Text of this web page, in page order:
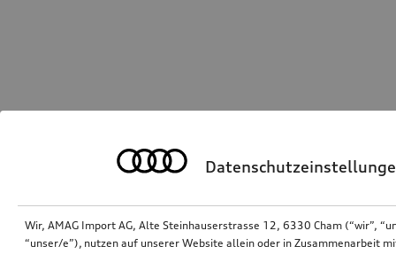
Wir, AMAG Import AG, Alte Steinhauserstrasse 12, 6330 Cham (“wir”,
“unser/e”), nutzen auf unserer Website allein oder in Zusammenarbeit